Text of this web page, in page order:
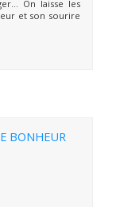
On laisse les
et son sourire
BONHEUR